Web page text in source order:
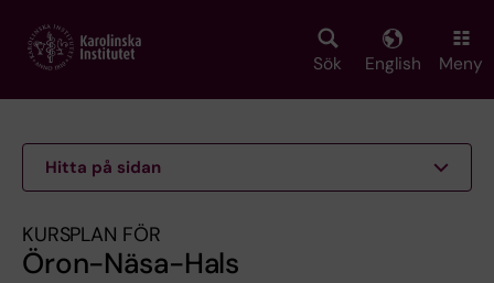
main
Sök English Meny
Hitta på sidan
KURSPLAN FÖR
Öron-Näsa-Hals